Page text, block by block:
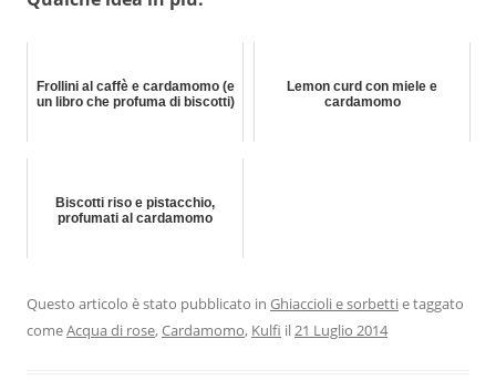
Frollini al caffè e cardamomo (e
un libro che profuma di biscotti)
Lemon curd con miele e
cardamomo
Biscotti riso e pistacchio,
profumati al cardamomo
Questo articolo è stato pubblicato in Ghiaccioli e sorbettie taggato
comeAcqua di rose,Cardamomo, Kulfi il21 Luglio 2014